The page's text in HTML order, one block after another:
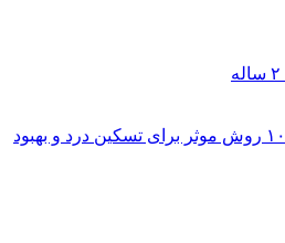
درمان خانگی تاول پا؛ ۱۰ روش موثر برای تسکین درد و بهبود